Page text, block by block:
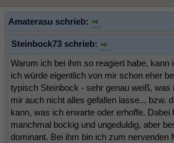
Amaterasu schrieb:
Steinbock73 schrieb:
Warum ich bei ihm so reagiert habe, kann
ich würde eigentlich von mir schon eher
typisch Steinbock - sehr genau weiß, was
mir auch nicht alles gefallen lasse... bzw.
kann, was ich erwarte oder erhoffe. Dabei
manchmal bockig und ungeduldig, aber
dominant. Bei ihm bin ich zum nervenden